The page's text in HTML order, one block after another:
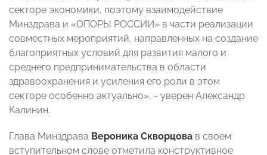
секторе экономики, поэтому взаимодействие
Минздрава и «ОПОРЫ РОССИИ» в части реализации
совместных мероприятий, направленных на создание
благоприятных условий для развития малого и
среднего предпринимательства в области
здравоохранения и усиления его роли в этом
секторе особенно актуально», - уверен Александр
Калинин.
Глава Минздрава Вероника Скворцова в своем
вступительном слове отметила конструктивное